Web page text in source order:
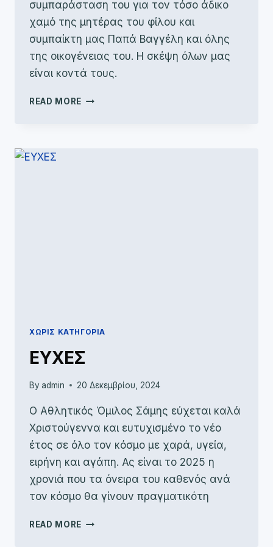
συμπαράσταση του για τον τόσο άδικο
χαμό της μητέρας του φίλου και
συμπαίκτη μας Παπά Βαγγέλη και όλης
της οικογένειας του. Η σκέψη όλων μας
είναι κοντά τους.
READ MORE ΣΥΛΛΥΠΗΤΗΡΙΟ
ΧΩΡΊΣ ΚΑΤΗΓΟΡΊΑ
ΕΥΧΕΣ
By admin 20 Δεκεμβρίου, 2024
Ο Αθλητικός Όμιλος Σάμης εύχεται καλά
Χριστούγεννα και ευτυχισμένο το νέο
έτος σε όλο τον κόσμο με χαρά, υγεία,
ειρήνη και αγάπη. Ας είναι το 2025 η
χρονιά που τα όνειρα του καθενός ανά
τον κόσμο θα γίνουν πραγματικότη
READ MORE ΕΥΧΕΣ